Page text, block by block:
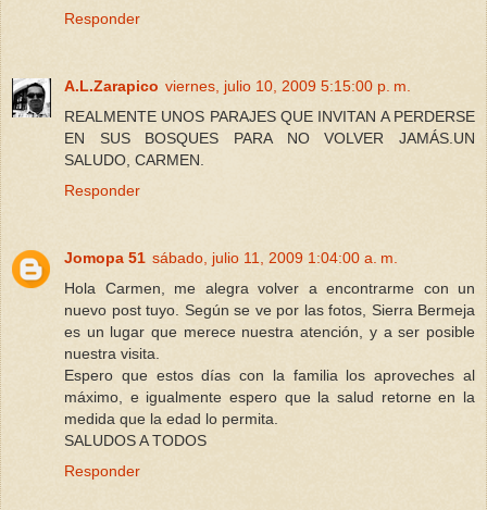
Responder
A.L.Zarapico viernes, julio 10, 2009 5:15:00 p. m.
REALMENTE UNOS PARAJES QUE INVITAN A PERDERSE
EN SUS BOSQUES PARA NO VOLVER JAMÁS.UN
SALUDO, CARMEN.
Responder
Jomopa 51 sábado, julio 11, 2009 1:04:00 a. m.
Hola Carmen, me alegra volver a encontrarme con un
nuevo post tuyo. Según se ve por las fotos, Sierra Bermeja
es un lugar que merece nuestra atención, y a ser posible
nuestra visita.
Espero que estos días con la familia los aproveches al
máximo, e igualmente espero que la salud retorne en la
medida que la edad lo permita.
SALUDOS A TODOS
Responder